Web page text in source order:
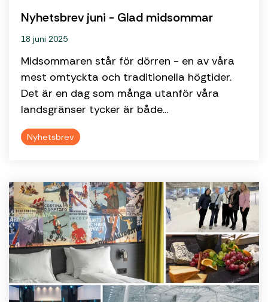
Nyhetsbrev juni - Glad midsommar
18 juni 2025
Midsommaren står för dörren - en av våra
mest omtyckta och traditionella högtider.
Det är en dag som många utanför våra
landsgränser tycker är både...
Nyhetsbrev